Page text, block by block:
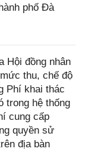
phố Đà
Hội đồng nhân
thu, chế độ
Phí khai thác
trong hệ thống
cung cấp
quyền sử
địa bàn